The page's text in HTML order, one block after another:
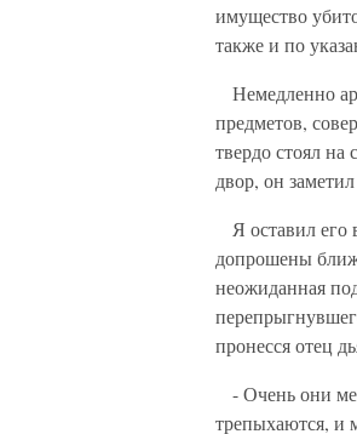
имущество
также и по
Немедленно
предметов,
твердо стоял
двор, он
Я оставил его
допрошены
неожиданная
пронесся отец
- Очень они
трепыхаются, и